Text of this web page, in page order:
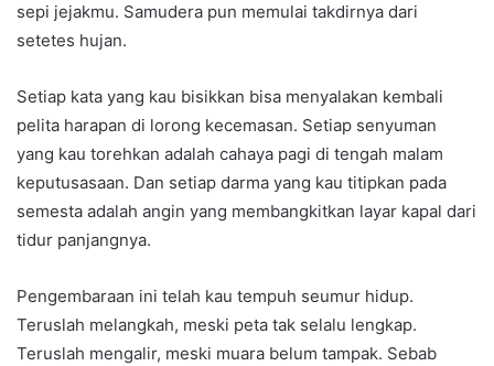
sepi jejakmu. Samudera pun memulai takdirnya dari
setetes hujan.
Setiap kata yang kau bisikkan bisa menyalakan kembali
pelita harapan di lorong kecemasan. Setiap senyuman
yang kau torehkan adalah cahaya pagi di tengah malam
keputusasaan. Dan setiap darma yang kau titipkan pada
semesta adalah angin yang membangkitkan layar kapal dari
tidur panjangnya.
Pengembaraan ini telah kau tempuh seumur hidup.
Teruslah melangkah, meski peta tak selalu lengkap.
Teruslah mengalir, meski muara belum tampak. Sebab